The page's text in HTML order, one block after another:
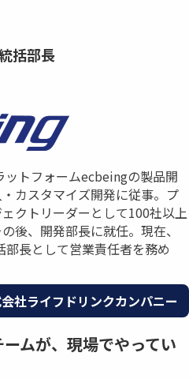
括部長​
ットフォームecbeingの製品開
カスタマイズ開発に従事。​プ
クトリーダーとして100社以上
後、開発部長に就任。​現在、
長として営業責任者を務め
ライフドリンクカンパニー
ムが、現場でやってい